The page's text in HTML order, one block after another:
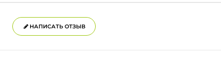
НАПИСАТЬ ОТЗЫВ